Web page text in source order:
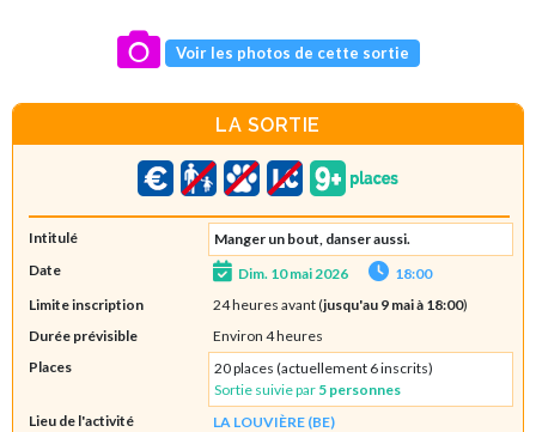
Voir les photos de cette sortie
LA SORTIE
Intitulé
Manger un bout, danser aussi.
Date
Dim. 10 mai 2026
18:00
Limite inscription
24 heures avant (jusqu'au 9 mai à 18:00)
Durée prévisible
Environ 4 heures
Places
20 places (actuellement 6 inscrits)
Sortie suivie par 5 personnes
Lieu de l'activité
LA LOUVIÈRE (BE)